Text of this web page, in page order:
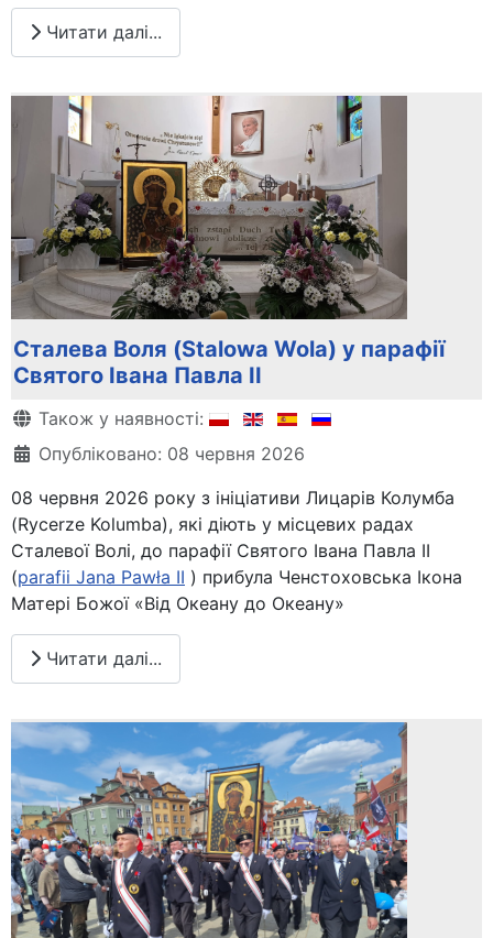
Читати далі...
Сталева Воля (Stalowa Wola) у парафії
Святого Івана Павла ІІ
Деталі
Також у наявності:
Опубліковано: 08 червня 2026
08 червня 2026 року з ініціативи Лицарів Колумба
(Rycerze Kolumba), які діють у місцевих радах
Сталевої Волі, до парафії Святого Івана Павла ІІ
(parafii Jana Pawła II ) прибула Ченстоховська Ікона
Матері Божої «Від Океану до Океану»
Читати далі...